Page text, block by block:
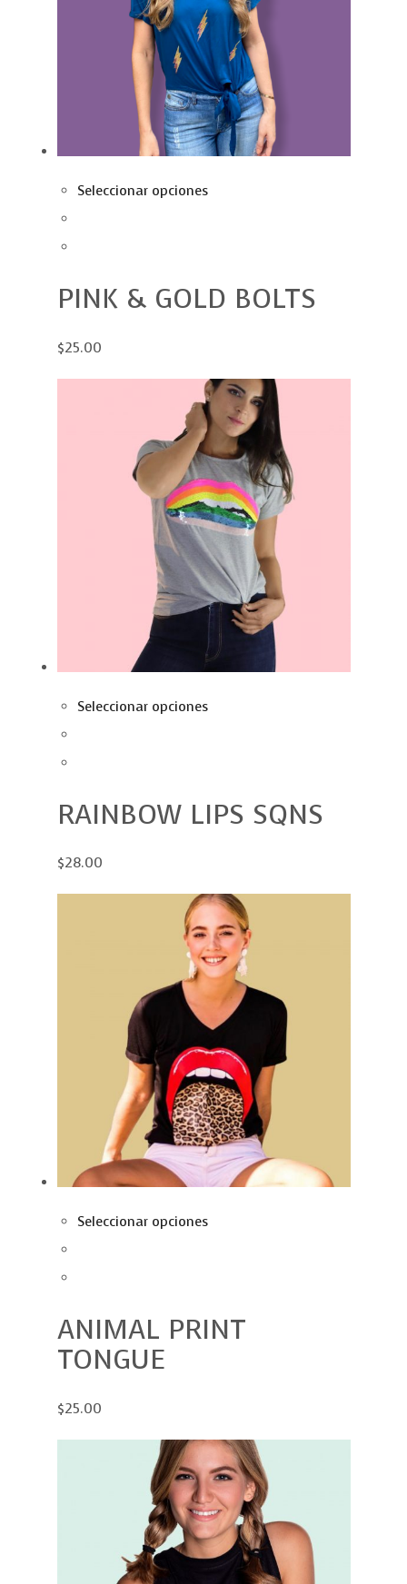
Seleccionar opciones
PINK & GOLD BOLTS
$25.00
Seleccionar opciones
RAINBOW LIPS SQNS
$28.00
Seleccionar opciones
ANIMAL PRINT
TONGUE
$25.00